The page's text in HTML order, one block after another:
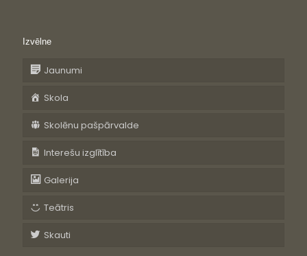
Izvēlne
Jaunumi
Skola
Skolēnu pašpārvalde
Interešu izglītība
Galerija
Teātris
Skauti